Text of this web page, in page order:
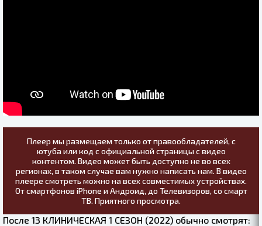
Плеер мы размещаем только от правообладателей, с
ютуба или код с официальной страницы с видео
контентом. Видео может быть доступно не во всех
регионах, в таком случае вам нужно написать нам. В видео
плеере смотреть можно на всех совместимых устройствах.
От смартфонов iPhone и Андроид, до Телевизоров, со смарт
ТВ. Приятного просмотра.
После 13 КЛИНИЧЕСКАЯ 1 СЕЗОН (2022) обычно смотрят: